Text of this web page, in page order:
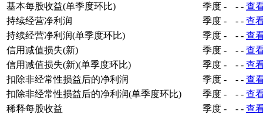
基本每股收益(单季度环比)
季度 - - - 查
持续经营净利润
季度 - - - 查
持续经营净利润(单季度环比)
季度 - - - 查
信用减值损失(新)
季度 - - - 查
信用减值损失(新)(单季度环比)
季度 - - - 查
扣除非经常性损益后的净利润
季度 - - - 查
扣除非经常性损益后的净利润(单季度环比)
季度 - - - 查
稀释每股收益
季度 - - - 查